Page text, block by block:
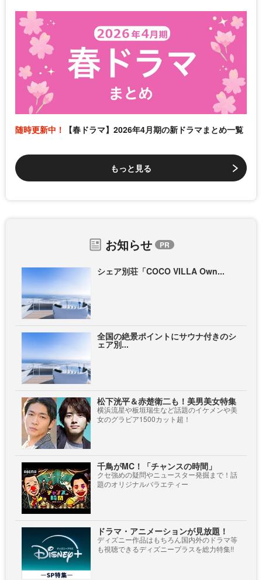
随時更新中！ 【春ドラマ】2026年4月期の新ドラマまとめ一覧
もっと見る
お知らせ
シェア別荘「COCO VILLA Own...
全国の絶景ポイントにサウナ付きのシ
ェア別...
松下洸平＆赤楚衛二も！美男美女特集
横浜流星や板垣瑞生など話題のイケメンや美
女のグラビア1500カット超！
千鳥がMC！「チャンスの時間」
クセ強めの疑問やニュースター発掘まで！話
題のオリジナルバラエティー
ドラマ・アニメーションが見放題！
ディズニー作品はもちろん国内外のドラマ等
も視聴できるディズニープラスを総力特集!!